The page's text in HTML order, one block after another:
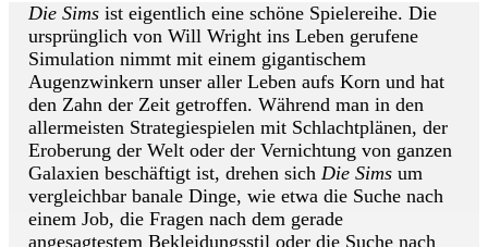
Die Simsist eigentlich eine schöne Spielereihe. Die
ursprünglich von Will Wright ins Leben gerufene
Simulation nimmt mit einem gigantischem
Augenzwinkern unser aller Leben aufs Korn und hat
den Zahn der Zeit getroffen. Während man in den
allermeisten Strategiespielen mit Schlachtplänen, der
Eroberung der Welt oder der Vernichtung von ganzen
Galaxien beschäftigt ist, drehen sich Die Simsum
vergleichbar banale Dinge, wie etwa die Suche nach
einem Job, die Fragen nach dem gerade
angesagtestem Bekleidungsstil oder die Suche nach